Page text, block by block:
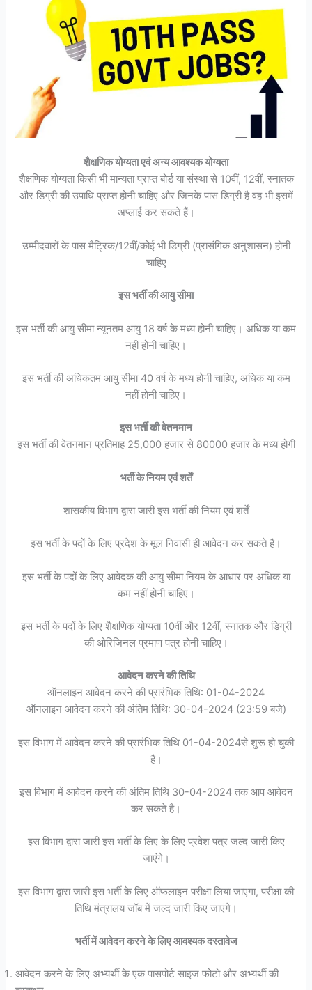
शैक्षणिक योग्यता एवं अन्य आवश्यक योग्यता
शैक्षणिक योग्यता किसी भी मान्यता प्राप्त बोर्ड या संस्था से 10वीं, 12वीं, स्नातक
और डिग्री की उपाधि प्राप्त होनी चाहिए और जिनके पास डिग्री है वह भी इसमें
अप्लाई कर सकते हैं।
उम्मीदवारों के पास मैट्रिक/12वीं/कोई भी डिग्री (प्रासंगिक अनुशासन) होनी
चाहिए
इस भर्ती की आयु सीमा
इस भर्ती की आयु सीमा न्यूनतम आयु 18 वर्ष के मध्य होनी चाहिए। अधिक या कम
नहीं होनी चाहिए।
इस भर्ती की अधिकतम आयु सीमा 40 वर्ष के मध्य होनी चाहिए, अधिक या कम
नहीं होनी चाहिए।
इस भर्ती की वेतनमान
इस भर्ती की वेतनमान प्रतिमाह 25,000 हजार से 80000 हजार के मध्य होगी
भर्ती के नियम एवं शर्तें
शासकीय विभाग द्वारा जारी इस भर्ती की नियम एवं शर्तें
इस भर्ती के पदों के लिए प्रदेश के मूल निवासी ही आवेदन कर सकते हैं।
इस भर्ती के पदों के लिए आवेदक की आयु सीमा नियम के आधार पर अधिक या
कम नहीं होनी चाहिए।
इस भर्ती के पदों के लिए शैक्षणिक योग्यता 10वीं और 12वीं, स्नातक और डिग्री
की ओरिजिनल प्रमाण पत्र होनी चाहिए।
आवेदन करने की तिथि
ऑनलाइन आवेदन करने की प्रारंभिक तिथि: 01-04-2024
ऑनलाइन आवेदन करने की अंतिम तिथि: 30-04-2024 (23:59 बजे)
इस विभाग में आवेदन करने की प्रारंभिक तिथि 01-04-2024से शुरू हो चुकी
है।
इस विभाग में आवेदन करने की अंतिम तिथि 30-04-2024 तक आप आवेदन
कर सकते है।
इस विभाग द्वारा जारी इस भर्ती के लिए के लिए प्रवेश पत्र जल्द जारी किए
जाएंगे।
इस विभाग द्वारा जारी इस भर्ती के लिए ऑफलाइन परीक्षा लिया जाएगा, परीक्षा की
तिथि मंत्रालय जॉब में जल्द जारी किए जाएंगे।
भर्ती में आवेदन करने के लिए आवश्यक दस्तावेज
आवेदन करने के लिए अभ्यर्थी के एक पासपोर्ट साइज फोटो और अभ्यर्थी की